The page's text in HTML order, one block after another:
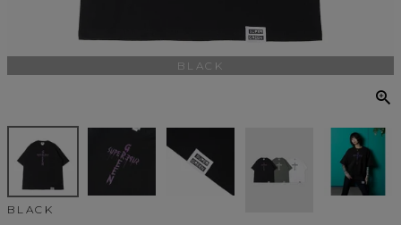
BLACK
BLACK